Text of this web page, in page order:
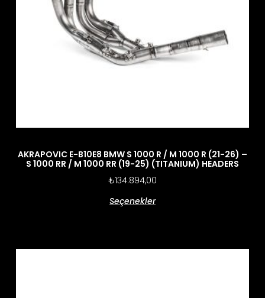
AKRAPOVIC E-B10E8 BMW S 1000 R / M 1000 R (21-26) –
S 1000 RR / M 1000 RR (19-25) (TITANIUM) HEADERS
₺134.894,00
Seçenekler